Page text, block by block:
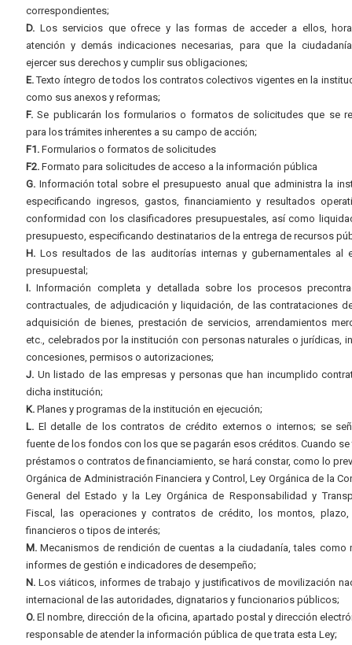
correspondientes;
D. Los servicios que ofrece y las formas de acceder a ellos,
atención y demás indicaciones necesarias, para que la
ejercer sus derechos y cumplir sus obligaciones;
E.Texto íntegro de todos los contratos colectivos vigentes en la
como sus anexos y reformas;
F. Se publicarán los formularios o formatos de solicitudes que se
para los trámites inherentes a su campo de acción;
F1. Formularios o formatos de solicitudes
F2. Formato para solicitudes de acceso a la información pública
G. Información total sobre el presupuesto anual que administra la
especificando ingresos, gastos, financiamiento y resultados
conformidad con los clasificadores presupuestales, así como
presupuesto, especificando destinatarios de la entrega de recursos
H. Los resultados de las auditorías internas y gubernamentales al
presupuestal;
I. Información completa y detallada sobre los procesos
contractuales, de adjudicación y liquidación, de las contrataciones
adquisición de bienes, prestación de servicios, arrendamientos
etc., celebrados por la institución con personas naturales o jurídicas,
concesiones, permisos o autorizaciones;
J. Un listado de las empresas y personas que han incumplido
dicha institución;
K. Planes y programas de la institución en ejecución;
L. El detalle de los contratos de crédito externos o internos; se
fuente de los fondos con los que se pagarán esos créditos. Cuando se
préstamos o contratos de financiamiento, se hará constar, como lo
Orgánica de Administración Financiera y Control, Ley Orgánica de la
General del Estado y la Ley Orgánica de Responsabilidad y
Fiscal, las operaciones y contratos de crédito, los montos,
financieros o tipos de interés;
M. Mecanismos de rendición de cuentas a la ciudadanía, tales como
informes de gestión e indicadores de desempeño;
N. Los viáticos, informes de trabajo y justificativos de movilización
internacional de las autoridades, dignatarios y funcionarios públicos;
O. El nombre, dirección de la oficina, apartado postal y dirección
responsable de atender la información pública de que trata esta Ley;